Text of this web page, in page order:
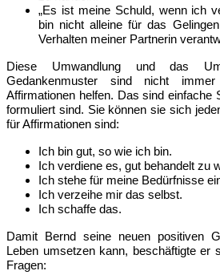
„Es ist meine Schuld, wenn ich
bin nicht alleine für das
Verhalten meiner Partnerin
Diese Umwandlung und das
Gedankenmuster sind nicht
Affirmationen helfen. Das sind einfache
formuliert sind. Sie können sie sich
für Affirmationen sind:
Ich bin gut, so wie ich bin.
Ich verdiene es, gut behandelt zu
Ich stehe für meine Bedürfnisse
Ich verzeihe mir das selbst.
Ich schaffe das.
Damit Bernd seine neuen positiven
Leben umsetzen kann, beschäftigte er
Fragen: